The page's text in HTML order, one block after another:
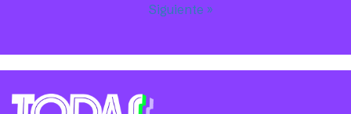
Siguiente »